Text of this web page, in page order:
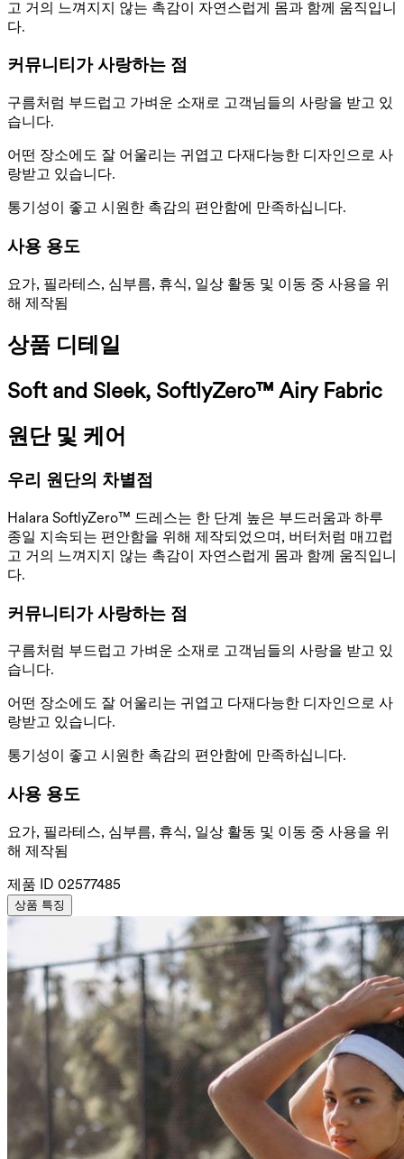
고 거의 느껴지지 않는 촉감이 자연스럽게 몸과 함께 움직입니
다.
커뮤니티가 사랑하는 점
구름처럼 부드럽고 가벼운 소재로 고객님들의 사랑을 받고 있
습니다.
어떤 장소에도 잘 어울리는 귀엽고 다재다능한 디자인으로 사
랑받고 있습니다.
통기성이 좋고 시원한 촉감의 편안함에 만족하십니다.
사용 용도
요가, 필라테스, 심부름, 휴식, 일상 활동 및 이동 중 사용을 위
해 제작됨
상품 디테일
Soft and Sleek, SoftlyZero™ Airy Fabric
원단 및 케어
우리 원단의 차별점
Halara SoftlyZero™ 드레스는 한 단계 높은 부드러움과 하루
종일 지속되는 편안함을 위해 제작되었으며, 버터처럼 매끄럽
고 거의 느껴지지 않는 촉감이 자연스럽게 몸과 함께 움직입니
다.
커뮤니티가 사랑하는 점
구름처럼 부드럽고 가벼운 소재로 고객님들의 사랑을 받고 있
습니다.
어떤 장소에도 잘 어울리는 귀엽고 다재다능한 디자인으로 사
랑받고 있습니다.
통기성이 좋고 시원한 촉감의 편안함에 만족하십니다.
사용 용도
요가, 필라테스, 심부름, 휴식, 일상 활동 및 이동 중 사용을 위
해 제작됨
제품 ID 02577485
상품 특징